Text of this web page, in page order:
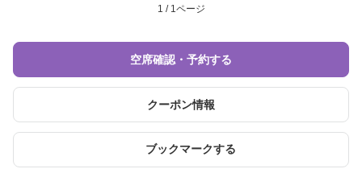
1 / 1ページ
空席確認・予約する
クーポン情報
ブックマークする